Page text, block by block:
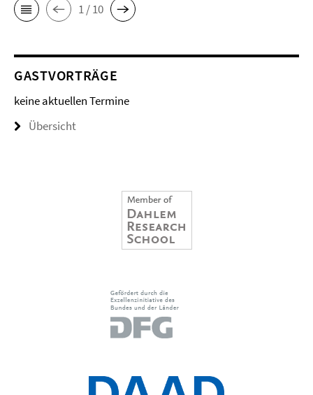
1 / 10
GASTVORTRÄGE
keine aktuellen Termine
Übersicht